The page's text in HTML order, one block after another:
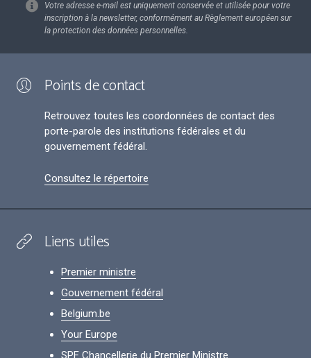
Votre adresse e-mail est uniquement conservée et utilisée pour votre
inscription à la newsletter, conformément au Règlement européen sur
la protection des données personnelles.
Points de contact
Retrouvez toutes les coordonnées de contact des
porte-parole des institutions fédérales et du
gouvernement fédéral.
Consultez le répertoire
Liens utiles
Premier ministre
Gouvernement fédéral
Belgium.be
Your Europe
SPF Chancellerie du Premier Ministre